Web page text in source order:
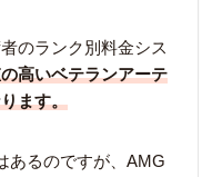
のランク別料金シス
高いベテランアーテ
ます。
あるのですが、AMG